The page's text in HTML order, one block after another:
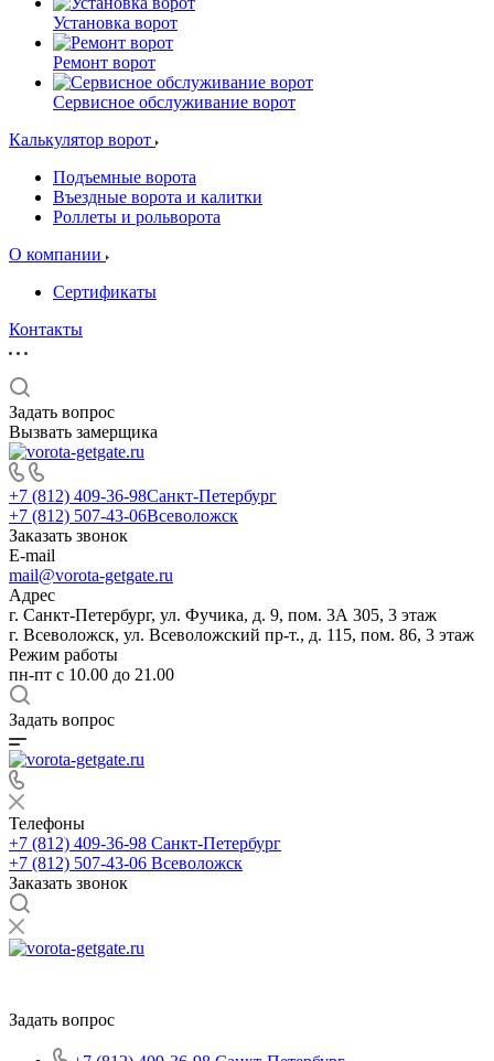
Установка ворот
Ремонт ворот
Сервисное обслуживание ворот
Калькулятор ворот
Подъемные ворота
Въездные ворота и калитки
Роллеты и рольворота
О компании
Сертификаты
Контакты
Задать вопрос
Вызвать замерщика
+7 (812) 409-36-98Санкт-Петербург
+7 (812) 507-43-06Всеволожск
Заказать звонок
E-mail
mail@vorota-getgate.ru
Адрес
г. Санкт-Петербург, ул. Фучика, д. 9, пом. 3А 305, 3 этаж
г. Всеволожск, ул. Всеволожский пр-т., д. 115, пом. 86, 3 этаж
Режим работы
пн-пт c 10.00 до 21.00
Задать вопрос
Телефоны
+7 (812) 409-36-98 Санкт-Петербург
+7 (812) 507-43-06 Всеволожск
Заказать звонок
Задать вопрос